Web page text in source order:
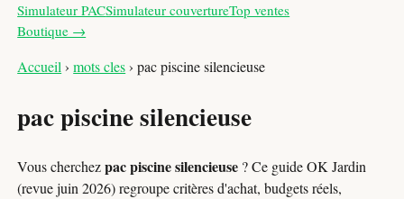
Simulateur PACSimulateur couvertureTop ventes
Boutique →
Accueil ›mots cles›pac piscine silencieuse
pac piscine silencieuse
Vous cherchezpac piscine silencieuse ? Ce guide OK Jardin
(revue juin 2026) regroupe critères d'achat, budgets réels,